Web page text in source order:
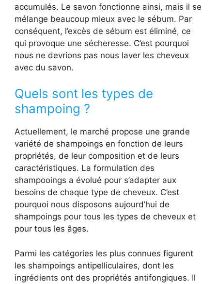
accumulés. Le savon fonctionne ainsi, mais il se
mélange beaucoup mieux avec le sébum. Par
conséquent, l’excès de sébum est éliminé, ce
qui provoque une sécheresse. C’est pourquoi
nous ne devrions pas nous laver les cheveux
avec du savon.
Quels sont les types de
shampoing ?
Actuellement, le marché propose une grande
variété de shampoings en fonction de leurs
propriétés, de leur composition et de leurs
caractéristiques. La formulation des
shampooings a évolué pour s’adapter aux
besoins de chaque type de cheveux. C’est
pourquoi nous disposons aujourd’hui de
shampoings pour tous les types de cheveux et
pour tous les âges.
Parmi les catégories les plus connues figurent
les shampoings antipelliculaires, dont les
ingrédients ont des propriétés antifongiques. Il